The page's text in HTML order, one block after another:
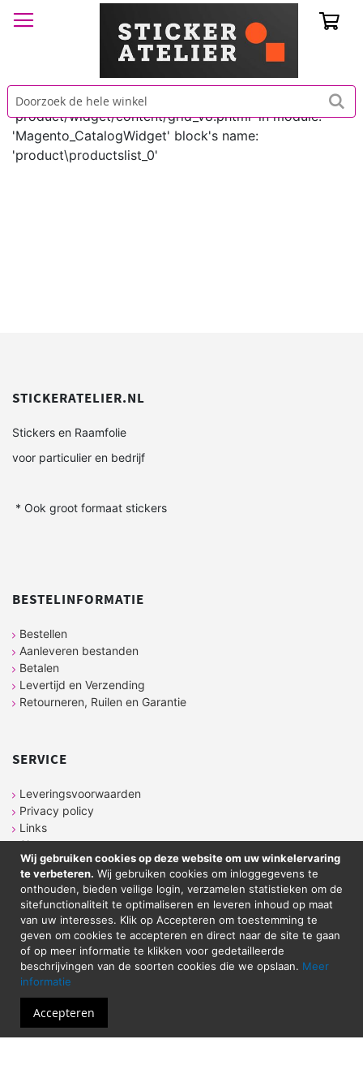
Wij gebruiken cookies op deze website om uw winkelervaring
te verbeteren. Wij gebruiken cookies om inloggegevens te
onthouden, bieden veilige login, verzamelen statistieken om de
sitefunctionaliteit te optimaliseren en leveren inhoud op maat
van uw interesses. Klik op Accepteren om toestemming te
geven om cookies te accepteren en direct naar de site te gaan
of op meer informatie te klikken voor gedetailleerde
beschrijvingen van de soorten cookies die we opslaan. Meer
informatie
Accepteren
Fout filteren sjabloon: Invalid template file:
'product/widget/content/grid_v8.phtml' in module:
'Magento_CatalogWidget' block's name:
'product\productslist_0'
STICKERATELIER.NL
Stickers en Raamfolie
voor particulier en bedrijf
* Ook groot formaat stickers
BESTELINFORMATIE
Bestellen
Aanleveren bestanden
Betalen
Levertijd en Verzending
Retourneren, Ruilen en Garantie
SERVICE
Leveringsvoorwaarden
Privacy policy
Links
Sitemap
CONTACT
Sticker Atelier
Neringstraat 7
8263 BG Kampen
Tel. 038-2020089